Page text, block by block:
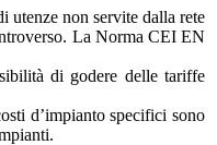
utenze non servite dalla rete
La Norma CEI EN
di godere delle tariffe
d’impianto specifici sono